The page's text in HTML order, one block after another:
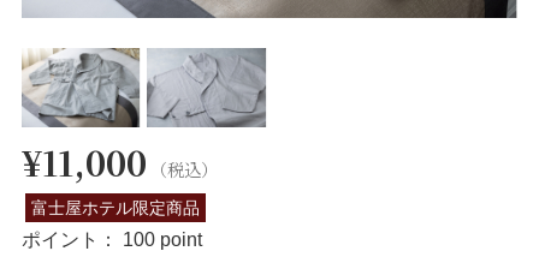
¥11,000 （税込）
富士屋ホテル限定商品
ポイント： 100 point